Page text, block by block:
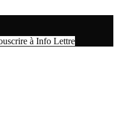
à Info Lettre